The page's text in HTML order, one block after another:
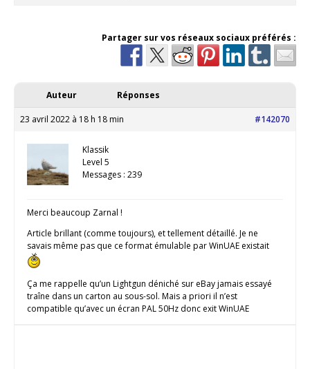
Partager sur vos réseaux sociaux préférés :
Auteur Réponses
23 avril 2022 à 18 h 18 min #142070
Klassik
Level 5
Messages : 239
Merci beaucoup Zarnal !
Article brillant (comme toujours), et tellement détaillé. Je ne
savais même pas que ce format émulable par WinUAE existait
Ça me rappelle qu’un Lightgun déniché sur eBay jamais essayé
traîne dans un carton au sous-sol. Mais a priori il n’est
compatible qu’avec un écran PAL 50Hz donc exit WinUAE